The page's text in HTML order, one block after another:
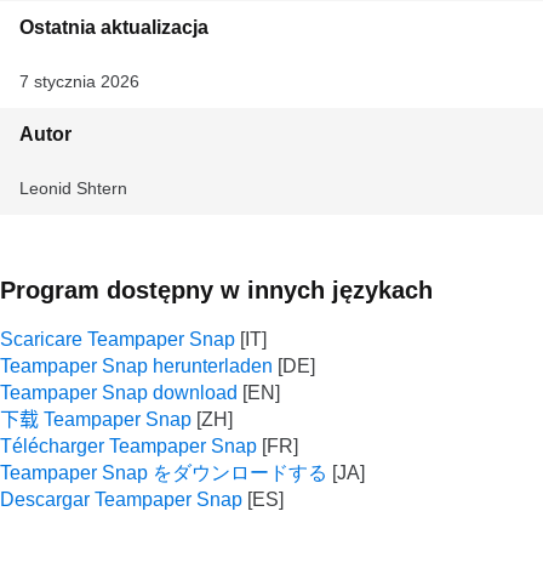
Ostatnia aktualizacja
7 stycznia 2026
Autor
Leonid Shtern
Program dostępny w innych językach
Scaricare Teampaper Snap
Teampaper Snap herunterladen
Teampaper Snap download
下载 Teampaper Snap
Télécharger Teampaper Snap
Teampaper Snap をダウンロードする
Descargar Teampaper Snap